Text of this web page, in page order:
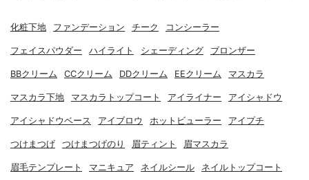
化粧下地 ファンデーション チーク コンシーラー
フェイスパウダー ハイライト シェーディング ブロンザー
BBクリーム CCクリーム DDクリーム EEクリーム マスカラ
マスカラ下地 マスカラトップコート アイライナー アイシャドウ
アイシャドウベース アイブロウ ホットビューラー アイプチ
つけまつげ つけまつげのり 眉ティント 眉マスカラ
眉毛テンプレート マニキュア ネイルシール ネイルトップコート